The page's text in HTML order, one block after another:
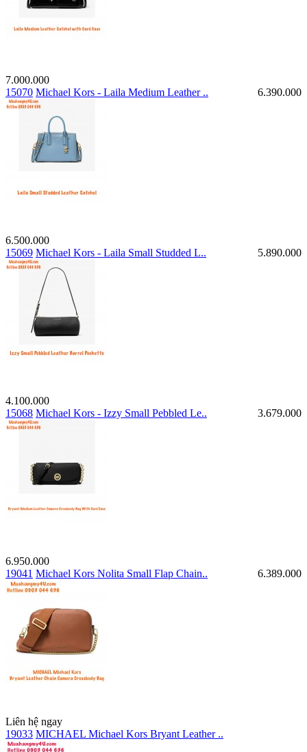
7.000.000
6.390.000
15070 Michael Kors - Laila Medium Leather ..
6.500.000
5.890.000
15069 Michael Kors - Laila Small Studded L..
4.100.000
3.679.000
15068 Michael Kors - Izzy Small Pebbled Le..
6.950.000
6.389.000
19041 Michael Kors Nolita Small Flap Chain..
Liên hệ ngay
19033 MICHAEL Michael Kors Bryant Leather ..